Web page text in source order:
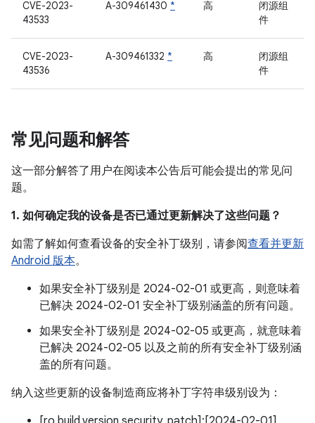
CVE-2023-
43533
A-309461430 * 高
闭源组
件
CVE-2023-
43536
A-309461332 * 高
闭源组
件
常见问题和解答
这一部分解答了用户在阅读本公告后可能会提出的常见问
题。
1. 如何确定我的设备是否已通过更新解决了这些问题？
如需了解如何查看设备的安全补丁级别，请参阅查看并更新
Android 版本。
如果安全补丁级别是 2024-02-01 或更高，则意味着
已解决 2024-02-01 安全补丁级别涵盖的所有问题。
如果安全补丁级别是 2024-02-05 或更高，就意味着
已解决 2024-02-05 以及之前的所有安全补丁级别涵
盖的所有问题。
纳入这些更新的设备制造商应将补丁字符串级别设为：